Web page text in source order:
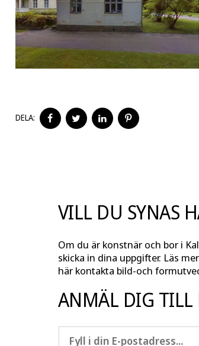
DELA:
DELA
PÅ
DELA
PÅ
DELA
PÅ
DELA
PÅ
VILL DU SYNAS
Om du är konstnär och bor i
skicka in dina uppgifter. Läs
här kontakta bild-och
ANMÄL DIG TILL